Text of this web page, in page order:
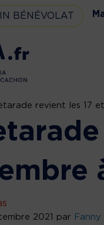
BÉNÉVOLAT
revient les 17
2021 par